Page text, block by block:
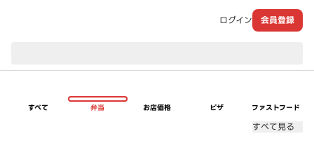
ログイン 会員登録
すべて 弁当 お店価格 ピザ ファストフード
すべて見る